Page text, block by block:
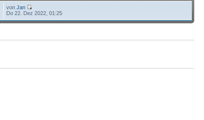
vonJan
Do 22. Dez 2022, 01:25